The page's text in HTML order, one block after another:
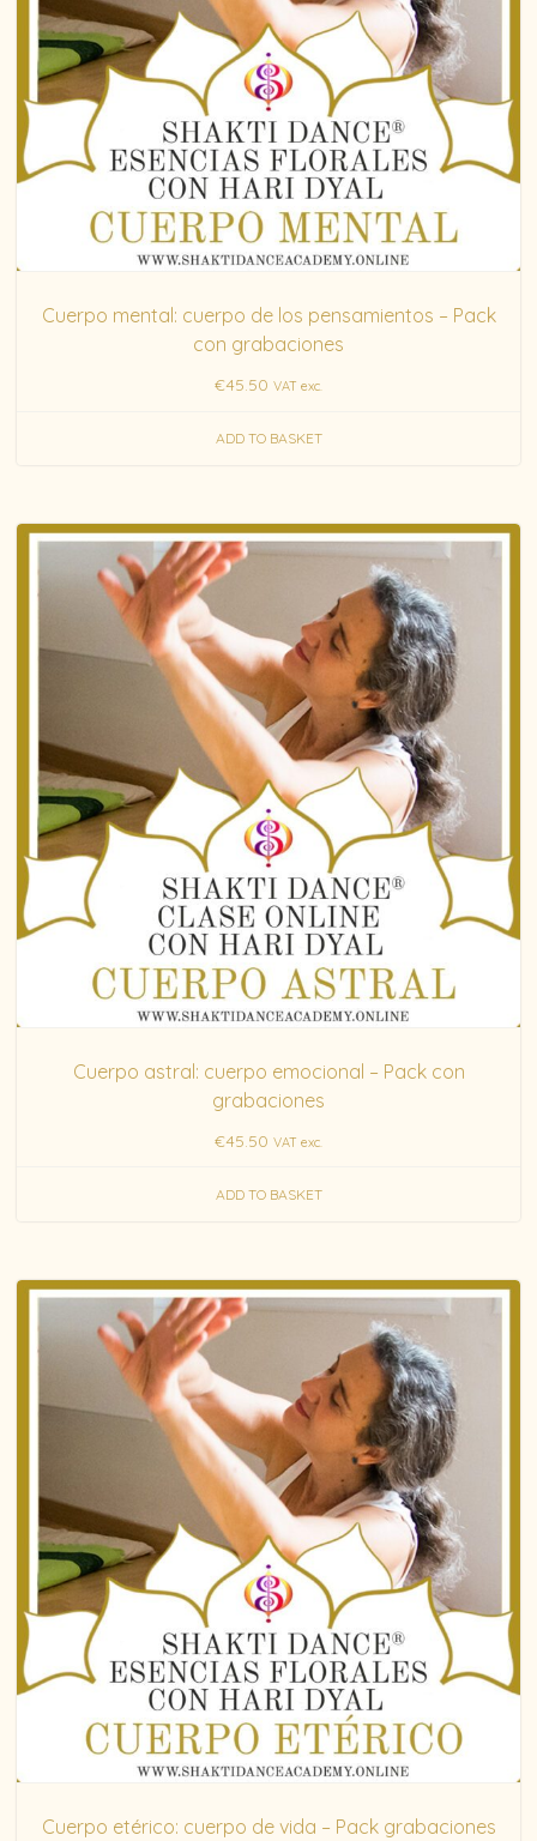
Cuerpo mental: cuerpo de los pensamientos – Pack
con grabaciones
€45.50 VAT exc.
ADD TO BASKET
Cuerpo astral: cuerpo emocional – Pack con
grabaciones
€45.50 VAT exc.
ADD TO BASKET
Cuerpo etérico: cuerpo de vida – Pack grabaciones